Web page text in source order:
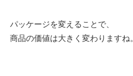
パッケージを変えることで、
商品の価値は大きく変わりますね。